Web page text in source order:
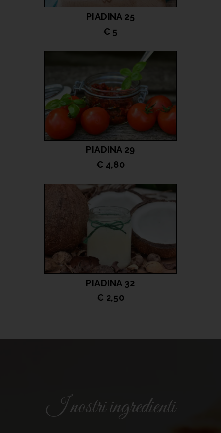
LEGGI TUTTO
PIADINA 25
€ 5
LEGGI TUTTO
PIADINA 29
€ 4,80
PIADINA 32
€ 2,50
I nostri ingredienti